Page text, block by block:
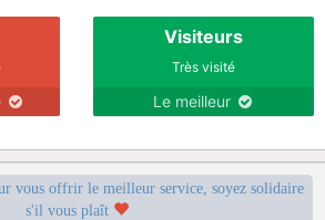
Visiteurs
Très visité
Le meilleur
vous offrir le meilleur service, soyez solidaire
s'il vous plaît